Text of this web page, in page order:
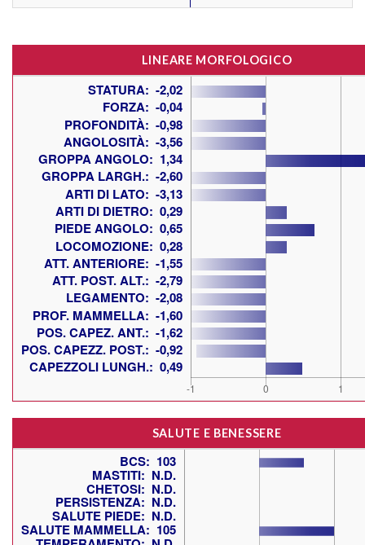
LINEARE MORFOLOGICO
SALUTE E BENESSERE